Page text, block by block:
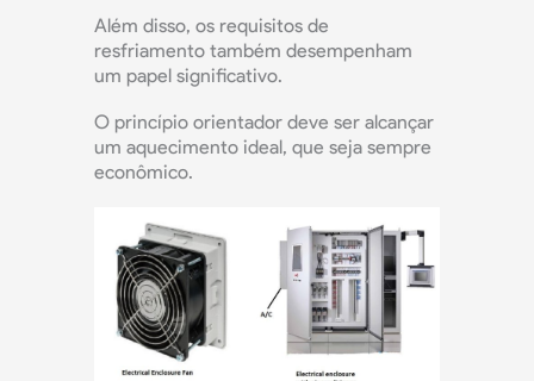
Além disso, os requisitos de
resfriamento também desempenham
um papel significativo.
O princípio orientador deve ser alcançar
um aquecimento ideal, que seja sempre
econômico.